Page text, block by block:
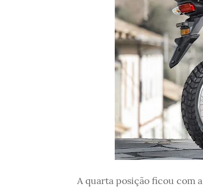
A quarta posição ficou com a